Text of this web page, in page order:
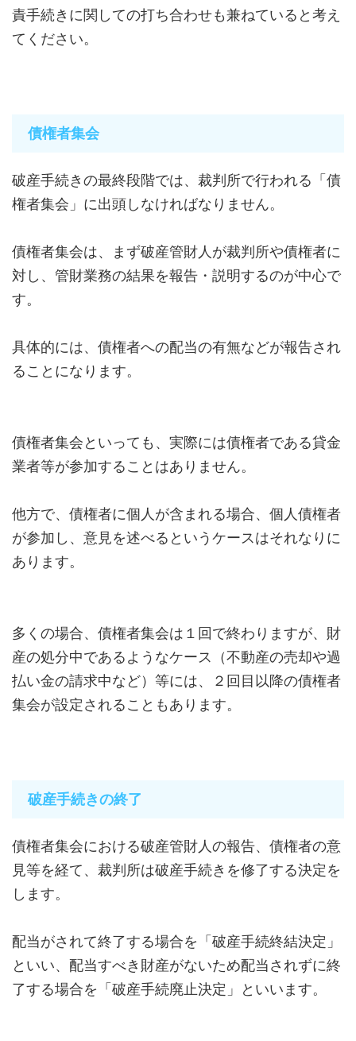
責手続きに関しての打ち合わせも兼ねていると考え
てください。
債権者集会
破産手続きの最終段階では、裁判所で行われる「債
権者集会」に出頭しなければなりません。
債権者集会は、まず破産管財人が裁判所や債権者に
対し、管財業務の結果を報告・説明するのが中心で
す。
具体的には、債権者への配当の有無などが報告され
ることになります。
債権者集会といっても、実際には債権者である貸金
業者等が参加することはありません。
他方で、債権者に個人が含まれる場合、個人債権者
が参加し、意見を述べるというケースはそれなりに
あります。
多くの場合、債権者集会は１回で終わりますが、財
産の処分中であるようなケース（不動産の売却や過
払い金の請求中など）等には、２回目以降の債権者
集会が設定されることもあります。
破産手続きの終了
債権者集会における破産管財人の報告、債権者の意
見等を経て、裁判所は破産手続きを修了する決定を
します。
配当がされて終了する場合を「破産手続終結決定」
といい、配当すべき財産がないため配当されずに終
了する場合を「破産手続廃止決定」といいます。